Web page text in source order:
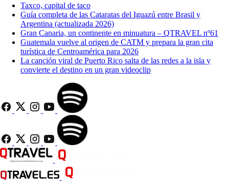
Taxco, capital de taco
Guía completa de las Cataratas del Iguazú entre Brasil y
Argentina (actualizada 2026)
Gran Canaria, un continente en minuatura – QTRAVEL nº61
Guatemala vuelve al origen de CATM y prepara la gran cita
turística de Centroamérica para 2026
La canción viral de Puerto Rico salta de las redes a la isla y
convierte el destino en un gran videoclip